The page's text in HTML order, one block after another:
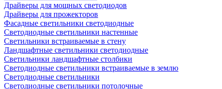
Драйверы для мощных светодиодов
Драйверы для прожекторов
Фасадные светильники светодиодные
Светодиодные светильники настенные
Светильники встраиваемые в стену
Ландшафтные светильники светодиодные
Светильники ландшафтные столбики
Светодиодные светильники встраиваемые в землю
Светодиодные светильники
Светодиодные светильники потолочные